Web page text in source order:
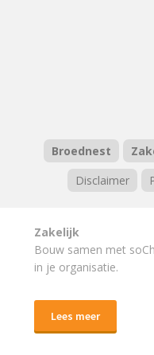
Broednest
Disclaimer
Zakelijk
Bouw samen met
in je organisatie.
Lees meer